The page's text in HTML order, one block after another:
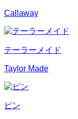
Callaway
テーラーメイド
Taylor Made
ピン